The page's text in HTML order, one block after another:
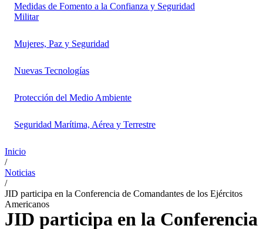
Medidas de Fomento a la Confianza y Seguridad
Militar
Mujeres, Paz y Seguridad
Nuevas Tecnologías
Protección del Medio Ambiente
Seguridad Marítima, Aérea y Terrestre
Inicio
/
Noticias
/
JID participa en la Conferencia de Comandantes de los Ejércitos
Americanos
JID participa en la Conferencia